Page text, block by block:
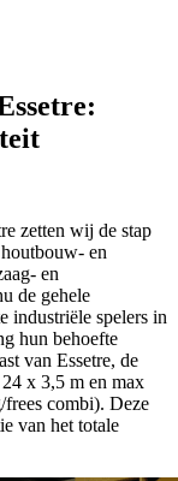
zetten wij de stap
en
en
de gehele
industriële spelers in
hun behoefte
van Essetre, de
x 3,5 m en max
combi). Deze
van het totale